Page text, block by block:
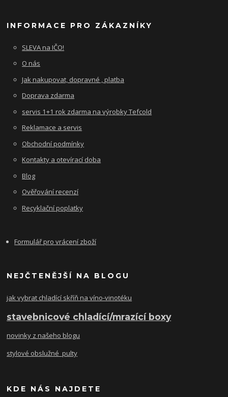
INFORMACE PRO ZÁKAZNÍKY
SLEVA na IČO!
O nás
Jak nakupovat, dopravné , platba
Doprava zdarma
servis 1+1 rok zdarma na výrobky Tefcold
Reklamace a servis
Obchodní podmínky
Kontakty a otevírací doba
Blog
Ověřování recenzí
Recyklační poplatky
Formulář pro vrácení zboží
NEJČTENĚJŠÍ NA BLOGU
jak vybrat chladící skříň na víno-vinotéku
stavebnicové chladící/mrazící boxy
novinky z našeho blogu
stylové obslužné pulty
KDE NÁS NAJDETE